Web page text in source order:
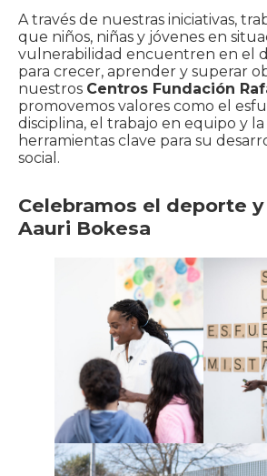
A través de nuestras iniciativas,
que niños, niñas y jóvenes en
vulnerabilidad encuentren en el
para crecer, aprender y superar
nuestros Centros Fundación
promovemos valores como el
disciplina, el trabajo en equipo y la
herramientas clave para su
social.
Celebramos el deporte
Aauri Bokesa